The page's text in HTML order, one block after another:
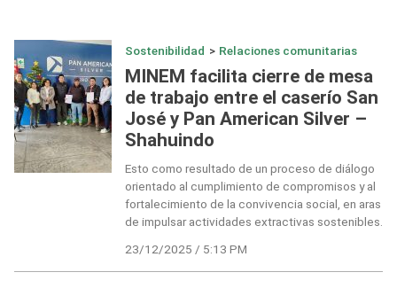
Sostenibilidad > Relaciones comunitarias
MINEM facilita cierre de mesa
de trabajo entre el caserío San
José y Pan American Silver –
Shahuindo
Esto como resultado de un proceso de diálogo
orientado al cumplimiento de compromisos y al
fortalecimiento de la convivencia social, en aras
de impulsar actividades extractivas sostenibles.
23/12/2025 / 5:13 PM